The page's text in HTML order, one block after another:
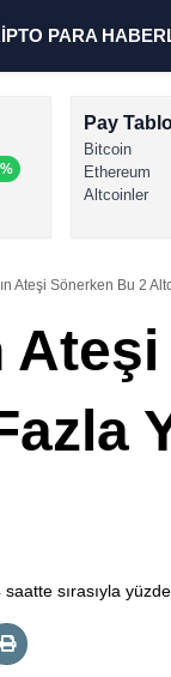
PARA
Pay
Bitcoin
Ethereum
Altcoinler
Ateşi Sönerken Bu 2